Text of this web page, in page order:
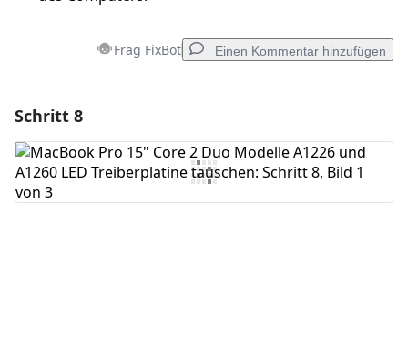
Frag FixBot Einen Kommentar hinzufügen
Kommentar hinzufügen
Schritt 8